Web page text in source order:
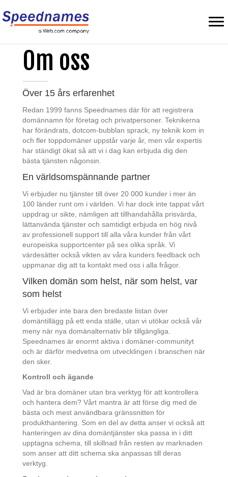
Om oss
Över 15 års erfarenhet
Redan 1999 fanns Speednames där för att registrera
domännamn för företag och privatpersoner. Teknikerna
har förändrats, dotcom-bubblan sprack, ny teknik kom in
och fler toppdomäner uppstår varje år, men vår expertis
har ständigt ökat så att vi i dag kan erbjuda dig den
bästa tjänsten någonsin.
En världsomspännande partner
Vi erbjuder nu tjänster till över 20 000 kunder i mer än
100 länder runt om i världen. Vi har dock inte tappat vårt
uppdrag ur sikte, nämligen att tillhandahålla prisvärda,
lättanvända tjänster och samtidigt erbjuda en hög nivå
av professionell support till alla våra kunder från vårt
europeiska supportcenter på sex olika språk. Vi
värdesätter också vikten av våra kunders feedback och
uppmanar dig att ta kontakt med oss i alla frågor.
Vilken domän som helst, när som helst, var
som helst
Vi erbjuder inte bara den bredaste listan över
domäntillägg på ett enda ställe, utan vi utökar också vår
meny när nya domänalternativ blir tillgängliga.
Speednames är enormt aktiva i domäner-communityt
och är därför medvetna om utvecklingen i branschen när
den sker.
Kontroll och ägande
Vad är bra domäner utan bra verktyg för att kontrollera
och hantera dem? Vårt mantra är att förse dig med de
bästa och mest användbara gränssnitten för
produkthantering. Som en del av detta anser vi också att
hanteringen av dina domäntjänster ska passa in i ditt
upptagna schema, till skillnad från resten av marknaden
som anser att ditt schema ska anpassas till deras
verktyg.